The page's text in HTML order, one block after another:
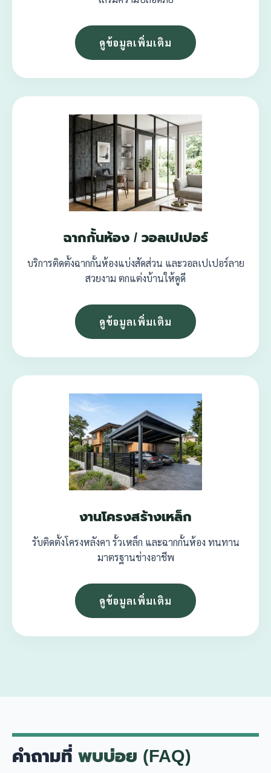
ดูข้อมูลเพิ่มเติม
ฉากกั้นห้อง / วอลเปเปอร์
บริการติดตั้งฉากกั้นห้องแบ่งสัดส่วน และวอลเปเปอร์ลาย
สวยงาม ตกแต่งบ้านให้ดูดี
ดูข้อมูลเพิ่มเติม
งานโครงสร้างเหล็ก
รับติดตั้งโครงหลังคา รั้วเหล็ก และฉากกั้นห้อง ทนทาน
มาตรฐานช่างอาชีพ
ดูข้อมูลเพิ่มเติม
คำถามที่ พบบ่อย (FAQ)